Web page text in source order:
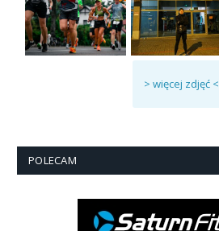
> więcej zdjęć <
POLECAM